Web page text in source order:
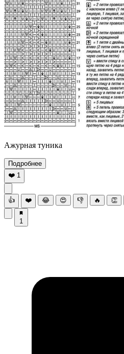
Ажурная туника
Подробнее
❤️ 1
👍 ❤️ 😂 😍 👎 🔥 👏
1